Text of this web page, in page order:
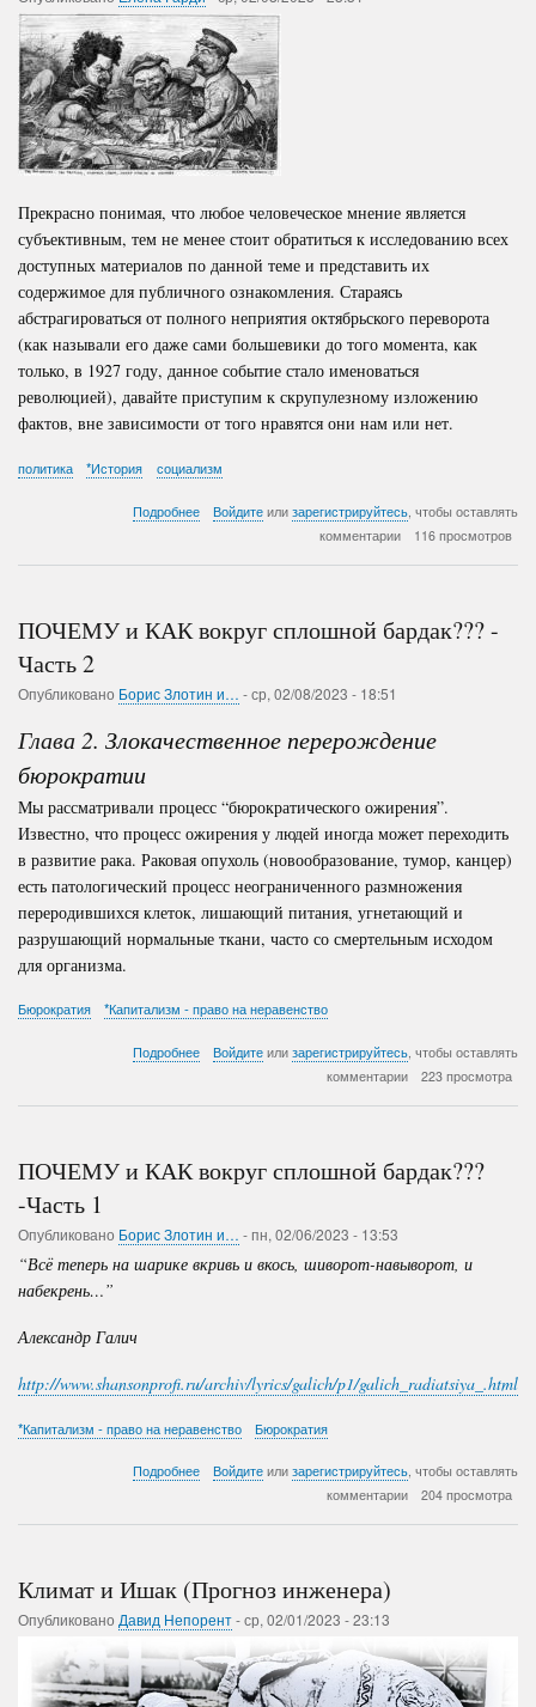
Прекрасно понимая, что любое человеческое мнение является
субъективным, тем не менее стоит обратиться к исследованию всех
доступных материалов по данной теме и представить их
содержимое для публичного ознакомления. Стараясь
абстрагироваться от полного неприятия октябрьского переворота
(как называли его даже сами большевики до того момента, как
только, в 1927 году, данное событие стало именоваться
революцией), давайте приступим к скрупулезному изложению
фактов, вне зависимости от того нравятся они нам или нет.
политика *История социализм
Подробнее
(Данная
продолжением
статей:
и
в
России)
Войдите или зарегистрируйтесь , чтобы оставлять
комментарии
116 просмотров
ПОЧЕМУ и КАК вокруг сплошной бардак??? -
Часть 2
Опубликовано Борис Злотин и… -ср, 02/08/2023 - 18:51
Глава 2. Злокачественное перерождение
бюрократии
Мы рассматривали процесс “бюрократического ожирения”.
Известно, что процесс ожирения у людей иногда может переходить
в развитие рака. Раковая опухоль (новообразование, тумор, канцер)
есть патологический процесс неограниченного размножения
переродившихся клеток, лишающий питания, угнетающий и
разрушающий нормальные ткани, часто со смертельным исходом
для организма.
Бюрократия *Капитализм - право на неравенство
Подробнее
КАК
бардак???
2
Войдите или зарегистрируйтесь, чтобы оставлять
комментарии
223 просмотра
ПОЧЕМУ и КАК вокруг сплошной бардак???
-Часть 1
Опубликовано Борис Злотин и… -пн, 02/06/2023 - 13:53
“Всё теперь на шарике вкривь и вкось, шиворот-навыворот, и
набекрень…”
Александр Галич
http://www.shansonprofi.ru/archiv/lyrics/galich/p1/galich_radiatsiya_.html
*Капитализм - право на неравенство Бюрократия
Подробнее
КАК
бардак???
1
Войдите или зарегистрируйтесь, чтобы оставлять
комментарии
204 просмотра
Климат и Ишак (Прогноз инженера)
Опубликовано Давид Непорент-ср, 02/01/2023 - 23:13